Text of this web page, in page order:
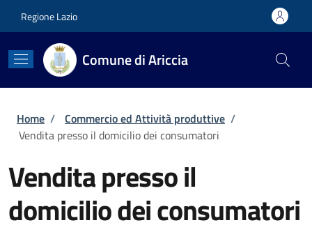
Regione Lazio
Comune di Ariccia
Briciole di pane
Home / Commercio ed Attività produttive /
Vendita presso il domicilio dei consumatori
Vendita presso il
domicilio dei consumatori